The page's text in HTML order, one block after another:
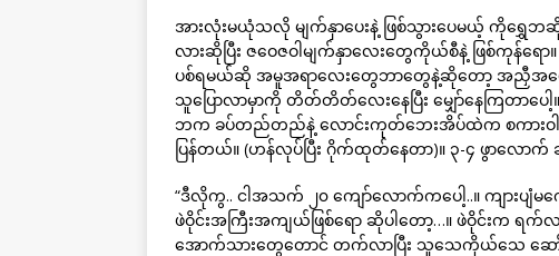
အားလုံးမယုံသလို မျက်နှာပေးနဲ့ ဖြစ်သွားပေမယ့် ကိုရွှေ
လားဆိုပြီး ဇဝေဇဝါမျက်နှာလေးတွေကိုယ်စီနဲ့ ဖြစ်ကုန်
ပစ်ရမယ်ဆို အမူအရာလေးတွေဘာတွေနဲ့ဆိုတော့ အညှီအဟော
သူပြောလာမှာကို တိတ်တိတ်လေးနေပြီး မျှော်နေကြတာပေ
ဘက ခပ်တည်တည်နဲ့ လောင်းကုတ်ဘေးအိပ်ထဲက စကားဝါ
ပြန်တယ်။ (ဟန်လုပ်ပြီး ဂိုက်ထုတ်နေတာ)။ ၃-၄ ဖွာလော
“ဒီလိုကွ.. ငါအသက် ၂၀ ကျော်လောက်ကပေါ့..။ ကျားပ
ဖဲဝိုင်းအကြီးအကျယ်ဖြစ်ရော ဆိုပါတော့…။ ဖဲဝိုင်းက
အောက်သားတွေတောင် တက်လာပြီး သူသေကိုယ်သေ ဆေ